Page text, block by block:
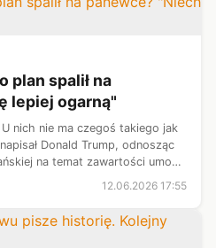
plan spalił na
lepiej ogarną"
nich nie ma czegoś takiego jak
Donald Trump, odnosząc
na temat zawartości umowy
12.06.2026 17:55